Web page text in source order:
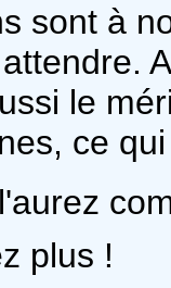
sont à
le
ce
plus !